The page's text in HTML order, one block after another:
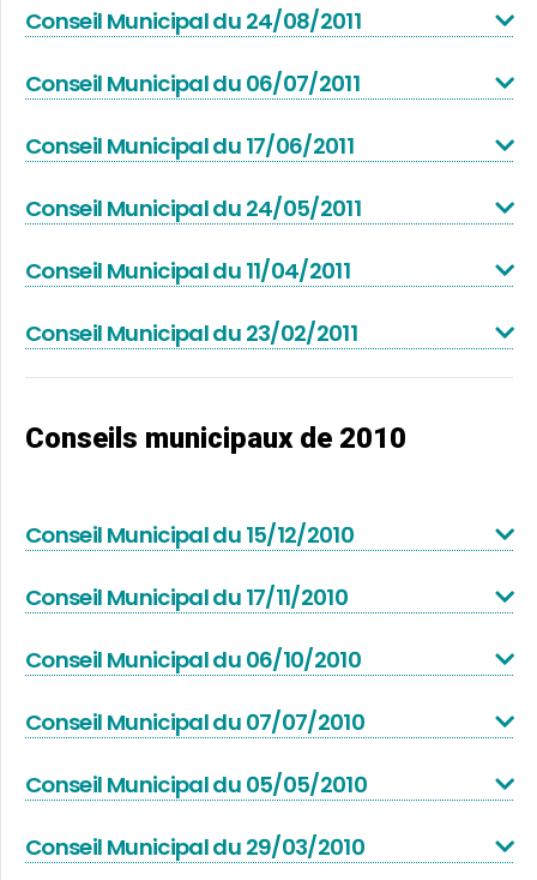
Conseil Municipal du 24/08/2011
Conseil Municipal du 06/07/2011
Conseil Municipal du 17/06/2011
Conseil Municipal du 24/05/2011
Conseil Municipal du 11/04/2011
Conseil Municipal du 23/02/2011
Conseils municipaux de 2010
Conseil Municipal du 15/12/2010
Conseil Municipal du 17/11/2010
Conseil Municipal du 06/10/2010
Conseil Municipal du 07/07/2010
Conseil Municipal du 05/05/2010
Conseil Municipal du 29/03/2010